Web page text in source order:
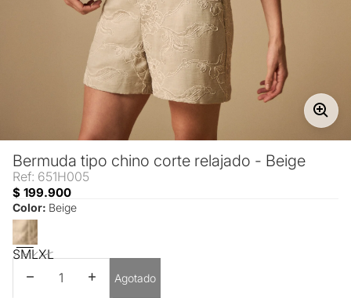
Bermuda tipo chino corte relajado - Beige
Ref: 651H005
$ 199.900
Color: Beige
SMLXL
Disminuir cantidadAumentar cantidad
Agotado